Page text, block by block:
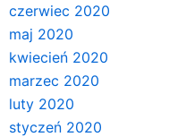
czerwiec 2020
maj 2020
kwiecień 2020
marzec 2020
luty 2020
styczeń 2020